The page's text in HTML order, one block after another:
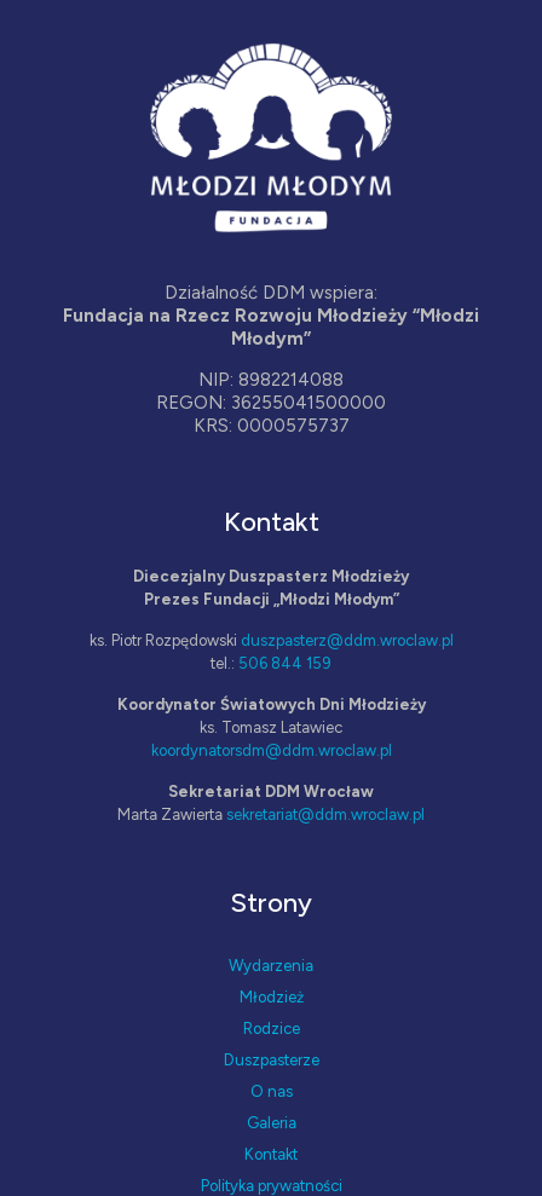
Działalność DDM wspiera:
Fundacja na Rzecz Rozwoju Młodzieży “Młodzi
Młodym”
NIP: 8982214088
REGON: 36255041500000
KRS: 0000575737
Kontakt
Diecezjalny Duszpasterz Młodzieży
Prezes Fundacji „Młodzi Młodym”
ks. Piotr Rozpędowski duszpasterz@ddm.wroclaw.pl
tel.: 506 844 159
Koordynator Światowych Dni Młodzieży
ks. Tomasz Latawiec
koordynatorsdm@ddm.wroclaw.pl
Sekretariat DDM Wrocław
Marta Zawierta sekretariat@ddm.wroclaw.pl
Strony
Wydarzenia
Młodzież
Rodzice
Duszpasterze
O nas
Galeria
Kontakt
Polityka prywatności